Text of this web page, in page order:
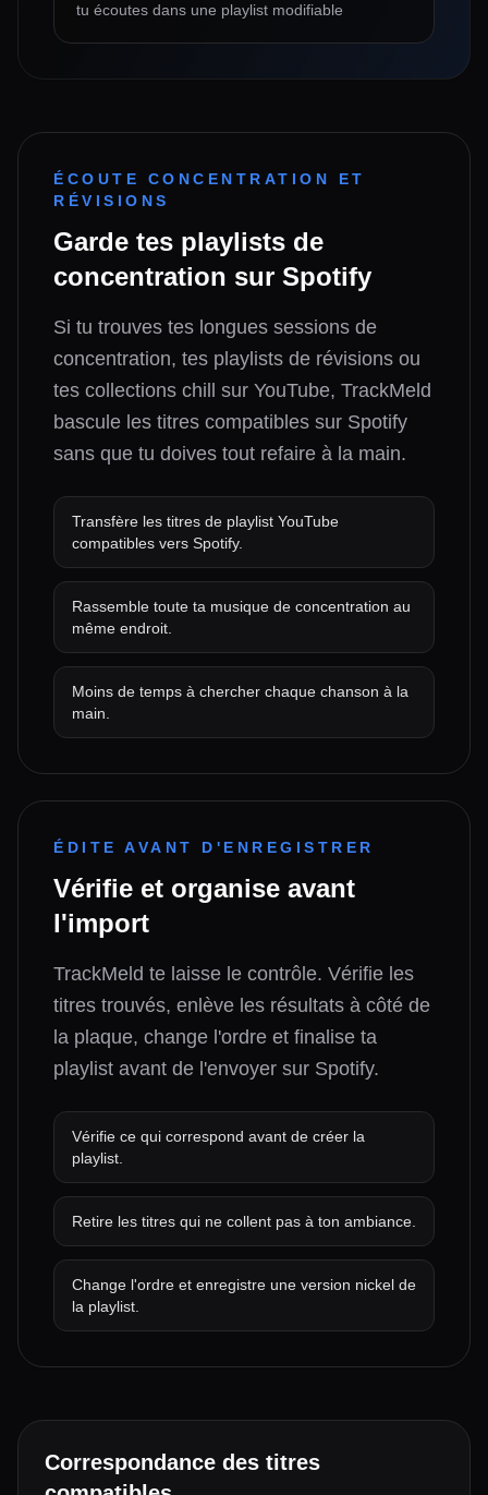
tu écoutes dans une playlist modifiable
ÉCOUTE CONCENTRATION ET
RÉVISIONS
Garde tes playlists de
concentration sur Spotify
Si tu trouves tes longues sessions de
concentration, tes playlists de révisions ou
tes collections chill sur YouTube, TrackMeld
bascule les titres compatibles sur Spotify
sans que tu doives tout refaire à la main.
Transfère les titres de playlist YouTube
compatibles vers Spotify.
Rassemble toute ta musique de concentration au
même endroit.
Moins de temps à chercher chaque chanson à la
main.
ÉDITE AVANT D'ENREGISTRER
Vérifie et organise avant
l'import
TrackMeld te laisse le contrôle. Vérifie les
titres trouvés, enlève les résultats à côté de
la plaque, change l'ordre et finalise ta
playlist avant de l'envoyer sur Spotify.
Vérifie ce qui correspond avant de créer la
playlist.
Retire les titres qui ne collent pas à ton ambiance.
Change l'ordre et enregistre une version nickel de
la playlist.
Correspondance des titres